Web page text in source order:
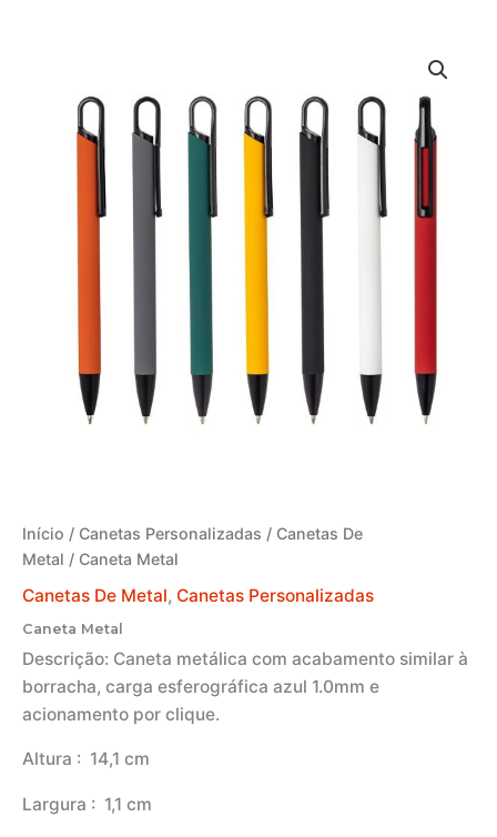
Início / Canetas Personalizadas / Canetas De
Metal / Caneta Metal
Canetas De Metal, Canetas Personalizadas
Caneta Metal
Descrição: Caneta metálica com acabamento similar à
borracha, carga esferográfica azul 1.0mm e
acionamento por clique.
Altura : 14,1 cm
Largura : 1,1 cm